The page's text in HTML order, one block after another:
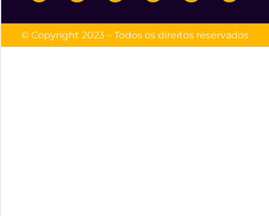
© Copyright 2023 – Todos os direitos reservados